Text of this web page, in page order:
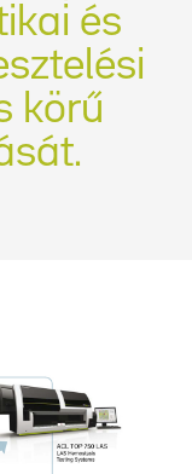
és
körű